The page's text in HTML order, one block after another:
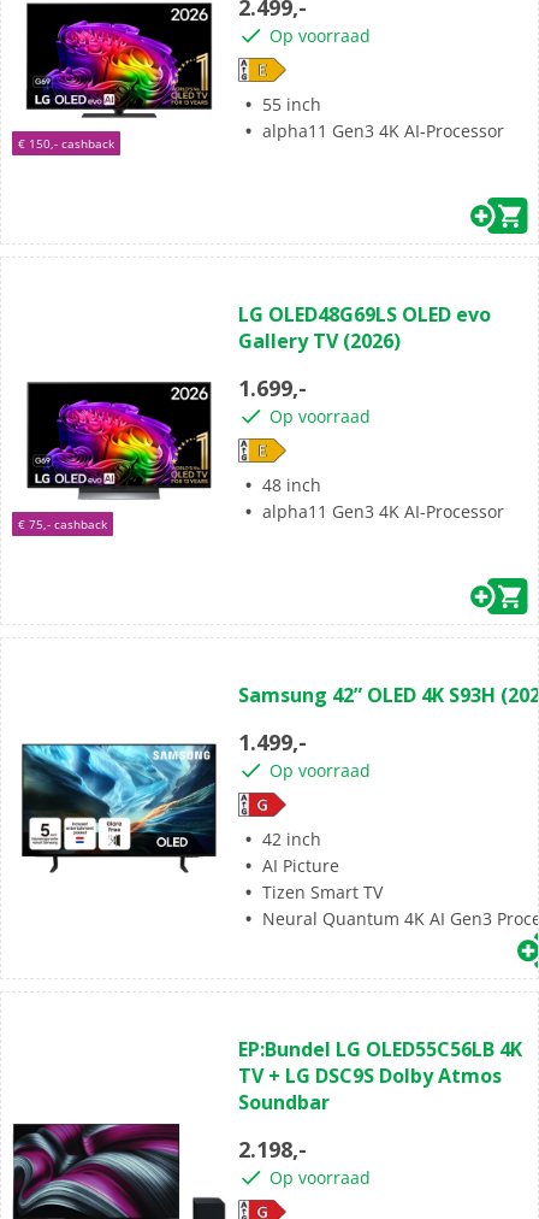
€ 150,- cashback
sterren.
2.499,-
Op voorraad
55 inch
alpha11 Gen3 4K AI-Processor
€ 75,- cashback
van
de
sterren.
LG OLED48G69LS OLED evo
Gallery TV (2026)
1.699,-
Op voorraad
48 inch
alpha11 Gen3 4K AI-Processor
van
5
sterren.
Samsung 42” OLED 4K S93H
1.499,-
Op voorraad
42 inch
AI Picture
Tizen Smart TV
Neural Quantum 4K AI Gen3
van
de
5
EP:Bundel LG OLED55C56LB 4K
TV + LG DSC9S Dolby Atmos
Soundbar
2.198,-
Op voorraad